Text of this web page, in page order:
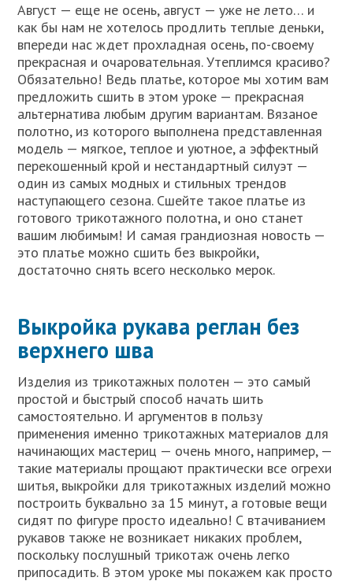
Август — еще не осень, август — уже не лето… и
как бы нам не хотелось продлить теплые деньки,
впереди нас ждет прохладная осень, по-своему
прекрасная и очаровательная. Утеплимся красиво?
Обязательно! Ведь платье, которое мы хотим вам
предложить сшить в этом уроке — прекрасная
альтернатива любым другим вариантам. Вязаное
полотно, из которого выполнена представленная
модель — мягкое, теплое и уютное, а эффектный
перекошенный крой и нестандартный силуэт —
один из самых модных и стильных трендов
наступающего сезона. Сшейте такое платье из
готового трикотажного полотна, и оно станет
вашим любимым! И самая грандиозная новость —
это платье можно сшить без выкройки,
достаточно снять всего несколько мерок.
Выкройка рукава реглан без
верхнего шва
Изделия из трикотажных полотен — это самый
простой и быстрый способ начать шить
самостоятельно. И аргументов в пользу
применения именно трикотажных материалов для
начинающих мастериц — очень много, например, —
такие материалы прощают практически все огрехи
шитья, выкройки для трикотажных изделий можно
построить буквально за 15 минут, а готовые вещи
сидят по фигуре просто идеально! С втачиванием
рукавов также не возникает никаких проблем,
поскольку послушный трикотаж очень легко
припосадить. В этом уроке мы покажем как просто